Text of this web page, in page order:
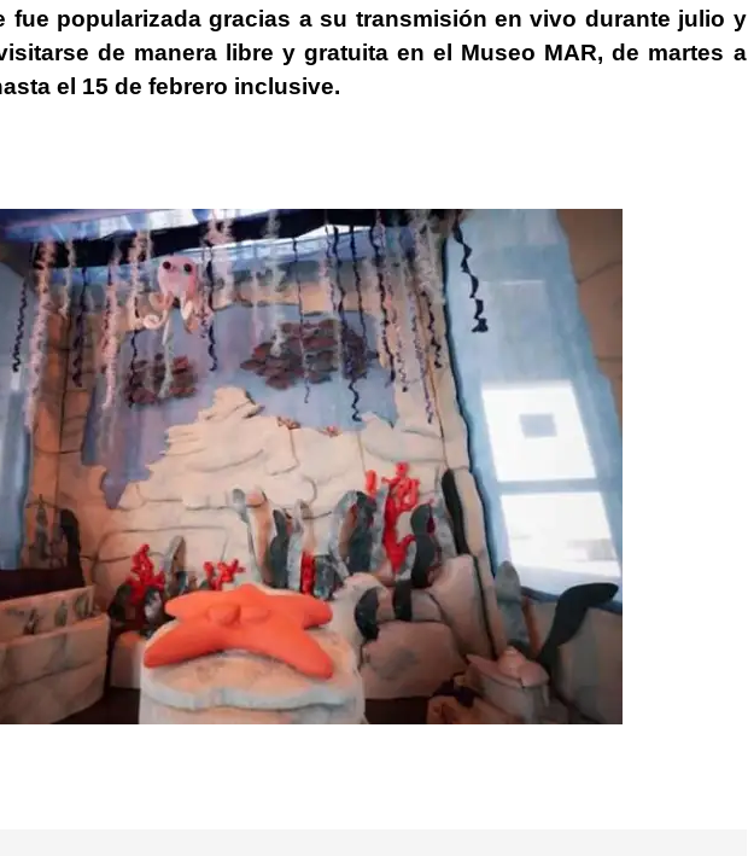
fue popularizada gracias a su transmisión en vivo durante julio y
de manera libre y gratuita en el Museo MAR, de martes a
el 15 de febrero inclusive.